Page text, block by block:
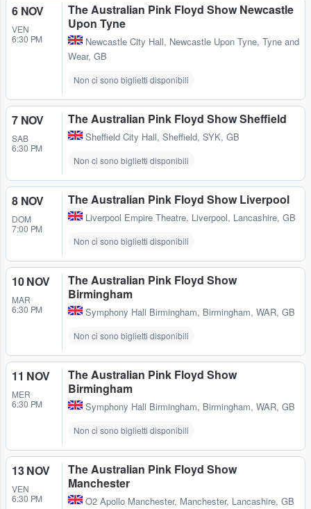
6 NOV
VEN
6:30 PM
The Australian Pink Floyd Show Newcastle
Upon Tyne
Newcastle City Hall, Newcastle Upon Tyne, Tyne and
Wear, GB
Non ci sono biglietti disponibili
7 NOV
SAB
6:30 PM
The Australian Pink Floyd Show Sheffield
Sheffield City Hall, Sheffield, SYK, GB
Non ci sono biglietti disponibili
8 NOV
DOM
7:00 PM
The Australian Pink Floyd Show Liverpool
Liverpool Empire Theatre, Liverpool, Lancashire, GB
Non ci sono biglietti disponibili
10 NOV
MAR
6:30 PM
The Australian Pink Floyd Show
Birmingham
Symphony Hall Birmingham, Birmingham, WAR, GB
Non ci sono biglietti disponibili
11 NOV
MER
6:30 PM
The Australian Pink Floyd Show
Birmingham
Symphony Hall Birmingham, Birmingham, WAR, GB
Non ci sono biglietti disponibili
13 NOV
VEN
6:30 PM
The Australian Pink Floyd Show
Manchester
O2 Apollo Manchester, Manchester, Lancashire, GB